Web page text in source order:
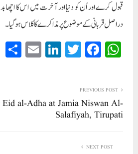
قبول کرے اور اُن کو دنیا اور آخرت میں اس کا اچھا
دراصل قربانی کے موضوع پر مذاکرے کا کلاس ہو گیا۔
W
ha
A
pp
Fa
ce
ok
T
wi
r
Li
nk
In
E
m
PREVIOUS POST
al-Adha at Jamia Niswan Al-
Salafiyah, Tirupati
NEXT POST